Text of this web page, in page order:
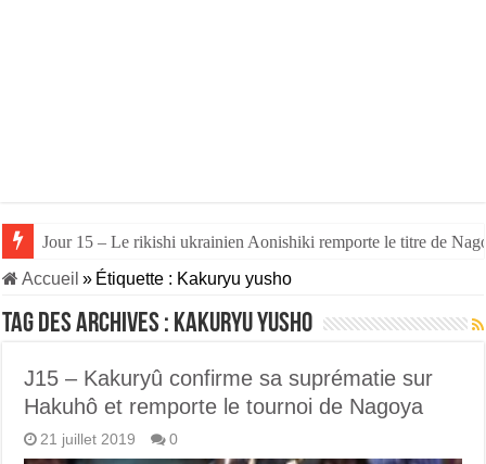
Jour 15 – Le rikishi ukrainien Aonishiki remporte le titre de
Accueil » Étiquette : Kakuryu yusho
Tag des archives : Kakuryu yusho
J15 – Kakuryû confirme sa suprématie sur
Hakuhô et remporte le tournoi de Nagoya
21 juillet 2019 0